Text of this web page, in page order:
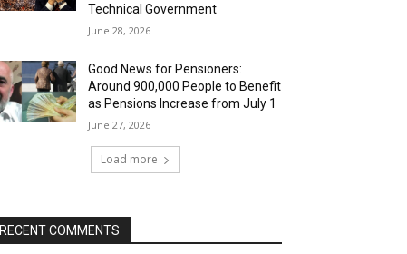
Technical Government
June 28, 2026
Good News for Pensioners:
Around 900,000 People to Benefit
as Pensions Increase from July 1
June 27, 2026
Load more
RECENT COMMENTS